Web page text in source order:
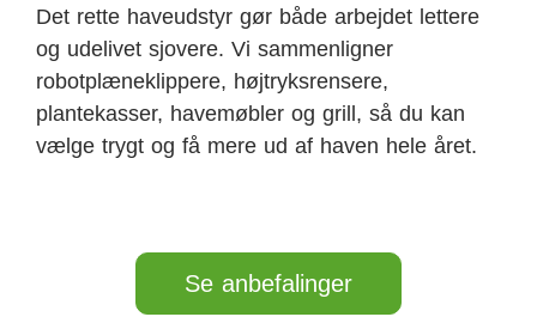
Det rette haveudstyr gør både arbejdet lettere
og udelivet sjovere. Vi sammenligner
robotplæneklippere, højtryksrensere,
plantekasser, havemøbler og grill, så du kan
vælge trygt og få mere ud af haven hele året.
Se anbefalinger